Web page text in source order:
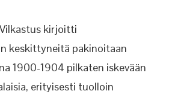
kirjoitti
keskittyneitä pakinoitaan
1900-1904 pilkaten iskevään
erityisesti tuolloin